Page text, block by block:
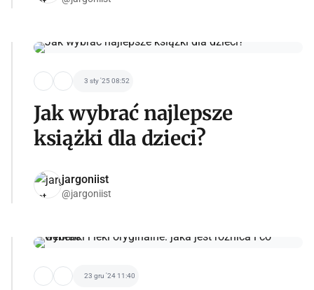
3 sty '25 08:52
Jak wybrać najlepsze
książki dla dzieci?
jargoniist
@jargoniist
23 gru '24 11:40